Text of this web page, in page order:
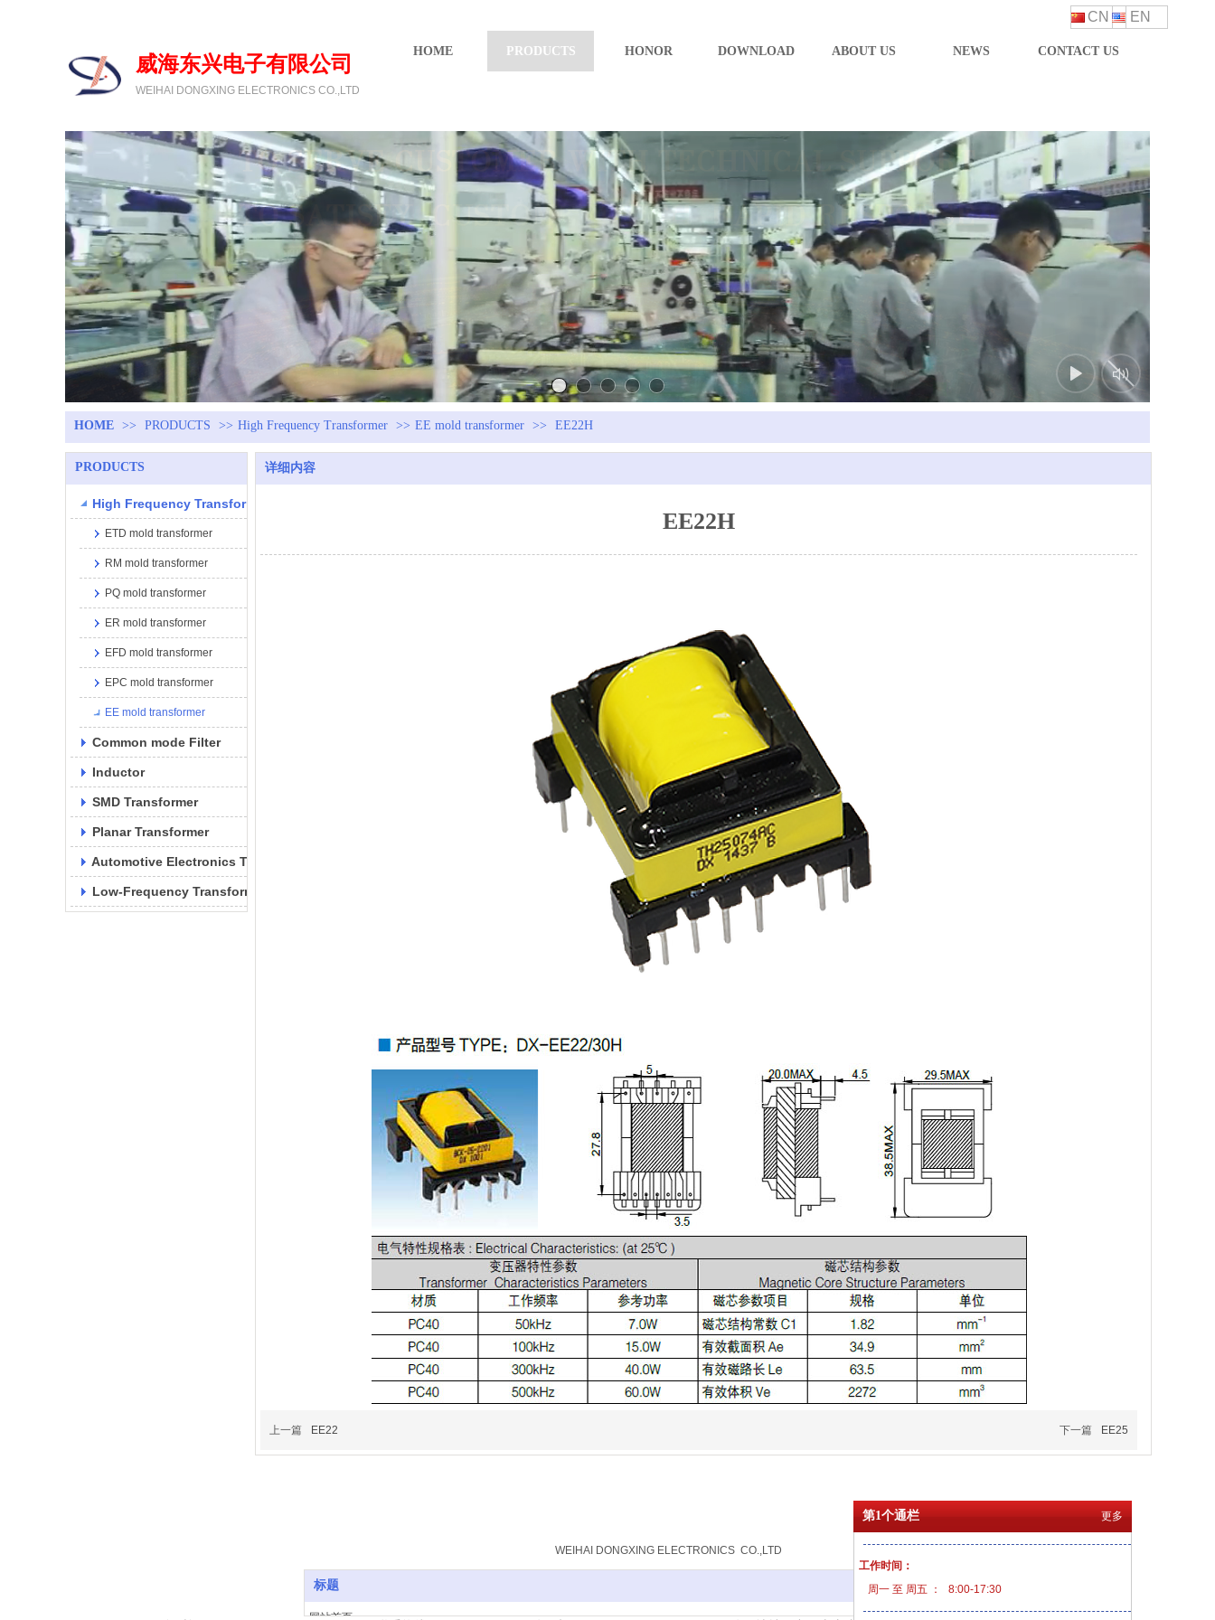
威海东兴电子有限公司
WEIHAI DONGXING ELECTRONICS CO.,LTD
EN
CN
HOME PRODUCTS HONOR DOWNLOAD ABOUT US NEWS CONTACT US
HOME >> PRODUCTS >> High Frequency Transformer >> EE mold transformer >> EE22H
PRODUCTS
High Frequency Transformer
ETD mold transformer
RM mold transformer
PQ mold transformer
ER mold transformer
EFD mold transformer
EPC mold transformer
EE mold transformer
Common mode Filter
Inductor
SMD Transformer
Planar Transformer
Automotive Electronics Transformer
Low-Frequency Transformer
详细内容
EE22H
上一篇 EE22 下一篇 EE25
标题 更多
网站首页
第1个通栏 更多
工作时间：
周一 至 周五 ：
8:00-17:30
WEIHAI DONGXING ELECTRONICS CO.,LTD